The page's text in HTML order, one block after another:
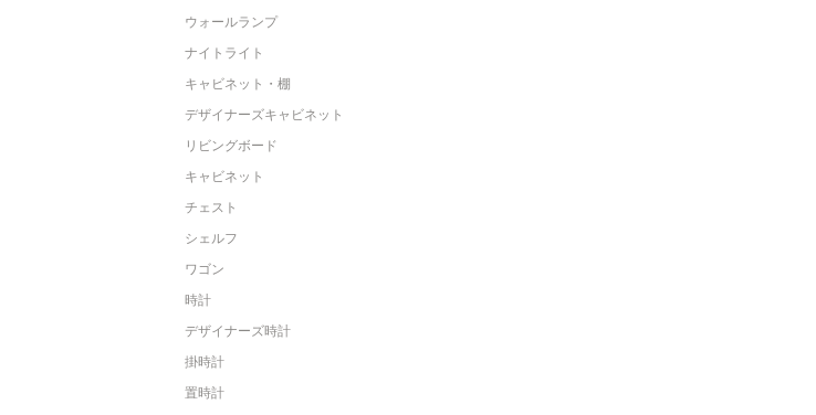
ウォールランプ
ナイトライト
キャビネット・棚
デザイナーズキャビネット
リビングボード
キャビネット
チェスト
シェルフ
ワゴン
時計
デザイナーズ時計
掛時計
置時計